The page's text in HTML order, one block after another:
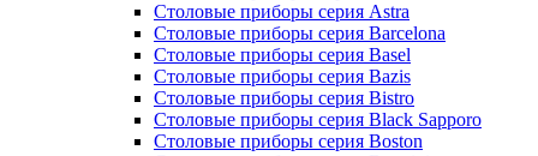
Столовые приборы серия Astra
Столовые приборы серия Barcelona
Столовые приборы серия Basel
Столовые приборы серия Bazis
Столовые приборы серия Bistro
Столовые приборы серия Black Sapporo
Столовые приборы серия Boston